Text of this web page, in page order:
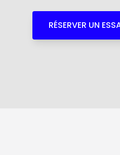
RÉSERVER UN